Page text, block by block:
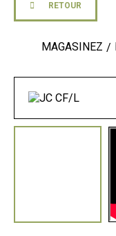
RETOUR
MAGASINEZ